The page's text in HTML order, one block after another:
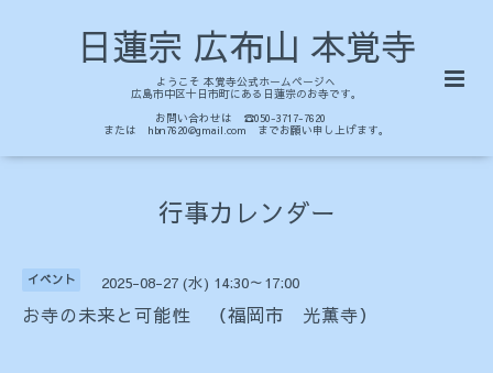
日蓮宗 広布山 本覚寺
ようこそ 本覚寺公式ホームページへ
広島市中区十日市町にある日蓮宗のお寺です。
お問い合わせは ☎050-3717-7620
または hbn7620@gmail.com までお願い申し上げます。
行事カレンダー
イベント 2025-08-27 (水) 14:30～17:00
お寺の未来と可能性 （福岡市 光薫寺）